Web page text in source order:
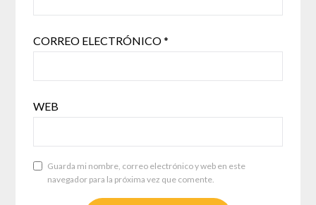
CORREO ELECTRÓNICO*
WEB
Guarda mi nombre, correo electrónico y web en este
navegador para la próxima vez que comente.